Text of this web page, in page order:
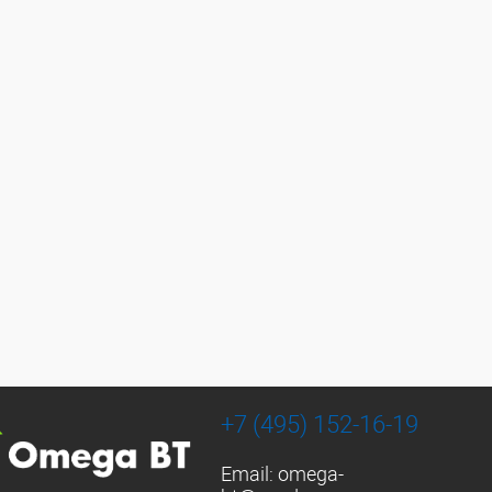
+7 (495) 152-16-19
Email: omega-